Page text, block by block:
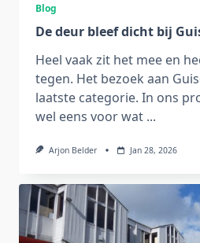
Blog
De deur bleef dicht bij
Heel vaak zit het mee en
tegen. Het bezoek aan
laatste categorie. In ons
wel eens voor wat ...
Arjon Belder Jan 28, 2026